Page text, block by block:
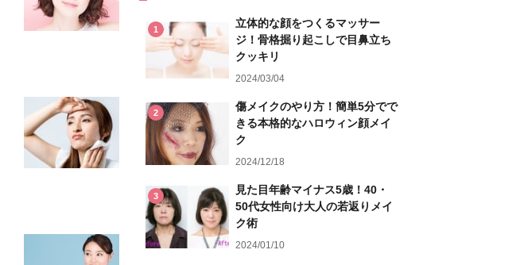
1
立体的な顔をつくるマッサー
ジ！骨格掘り起こしで目鼻立ち
クッキリ
2024/03/04
2
傷メイクのやり方！簡単5分でで
きる本格的なハロウィン顔メイ
ク
2024/12/18
3
見た目年齢マイナス5歳！40・
50代女性向け大人の若返りメイ
ク術
2024/01/10